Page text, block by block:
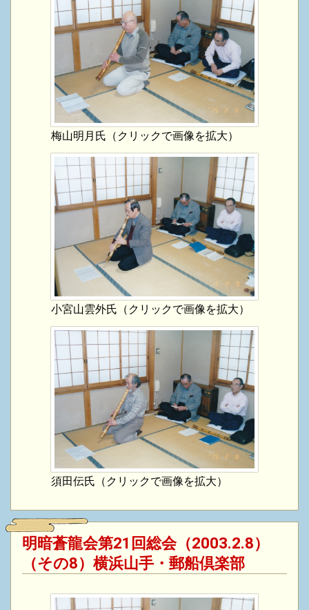
梅山明月氏（クリックで画像を拡大）
小宮山雲外氏（クリックで画像を拡大）
須田伝氏（クリックで画像を拡大）
明暗蒼龍会第21回総会（2003.2.8）
（その8）横浜山手・郵船倶楽部